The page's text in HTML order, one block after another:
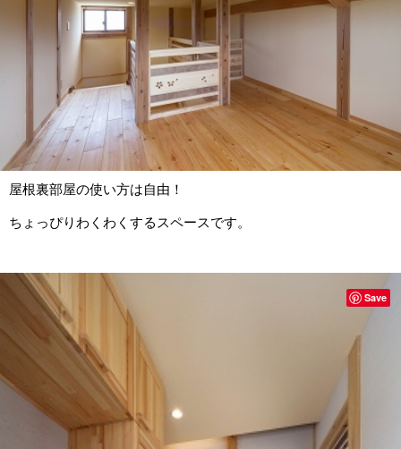
屋根裏部屋の使い方は自由！
ちょっぴりわくわくするスペースです。
Save